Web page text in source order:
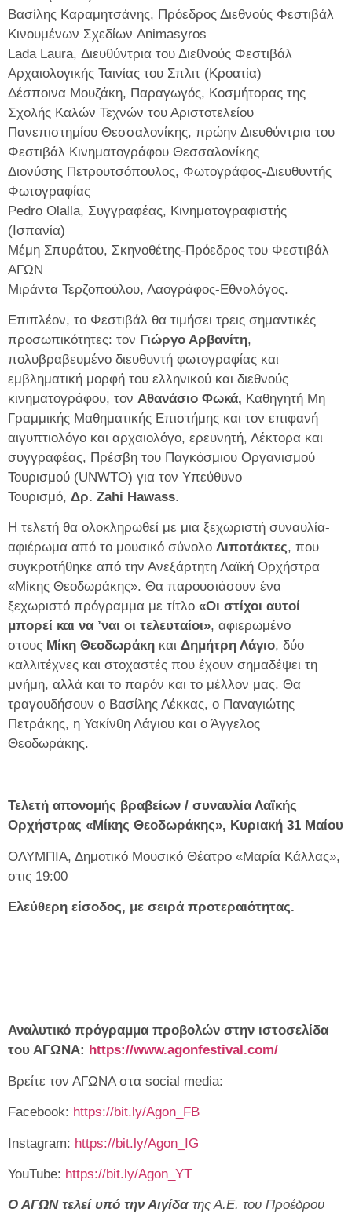
Βασίλης Καραμητσάνης, Πρόεδρος Διεθνούς Φεστιβάλ
Κινουμένων Σχεδίων Animasyros
Lada Laura, Διευθύντρια του Διεθνούς Φεστιβάλ
Αρχαιολογικής Ταινίας του Σπλιτ (Κροατία)
Δέσποινα Μουζάκη, Παραγωγός, Κοσμήτορας της
Σχολής Καλών Τεχνών του Αριστοτελείου
Πανεπιστημίου Θεσσαλονίκης, πρώην Διευθύντρια του
Φεστιβάλ Κινηματογράφου Θεσσαλονίκης
Διονύσης Πετρουτσόπουλος, Φωτογράφος-Διευθυντής
Φωτογραφίας
Pedro Olalla, Συγγραφέας, Κινηματογραφιστής
(Ισπανία)
Μέμη Σπυράτου, Σκηνοθέτης-Πρόεδρος του Φεστιβάλ
ΑΓΩΝ
Μιράντα Τερζοπούλου, Λαογράφος-Εθνολόγος.
Επιπλέον, το Φεστιβάλ θα τιμήσει τρεις σημαντικές
προσωπικότητες: τον Γιώργο Αρβανίτη,
πολυβραβευμένο διευθυντή φωτογραφίας και
εμβληματική μορφή του ελληνικού και διεθνούς
κινηματογράφου, τον Αθανάσιο Φωκά, Καθηγητή Μη
Γραμμικής Μαθηματικής Επιστήμης και τον επιφανή
αιγυπτιολόγο και αρχαιολόγο, ερευνητή, Λέκτορα και
συγγραφέας, Πρέσβη του Παγκόσμιου Οργανισμού
Τουρισμού (UNWTO) για τον Υπεύθυνο
Τουρισμό, Δρ. Zahi Hawass.
Η τελετή θα ολοκληρωθεί με μια ξεχωριστή συναυλία-
αφιέρωμα από το μουσικό σύνολο Λιποτάκτες, που
συγκροτήθηκε από την Ανεξάρτητη Λαϊκή Ορχήστρα
«Μίκης Θεοδωράκης». Θα παρουσιάσουν ένα
ξεχωριστό πρόγραμμα με τίτλο «Οι στίχοι αυτοί
μπορεί και να ’ναι οι τελευταίοι», αφιερωμένο
στους Μίκη Θεοδωράκη και Δημήτρη Λάγιο, δύο
καλλιτέχνες και στοχαστές που έχουν σημαδέψει τη
μνήμη, αλλά και το παρόν και το μέλλον μας. Θα
τραγουδήσουν ο Βασίλης Λέκκας, ο Παναγιώτης
Πετράκης, η Υακίνθη Λάγιου και ο Άγγελος
Θεοδωράκης.
Τελετή απονομής βραβείων / συναυλία Λαϊκής
Ορχήστρας «Μίκης Θεοδωράκης», Κυριακή 31 Μαίου
ΟΛΥΜΠΙΑ, Δημοτικό Μουσικό Θέατρο «Μαρία Κάλλας»,
στις 19:00
Ελεύθερη είσοδος, με σειρά προτεραιότητας.
Αναλυτικό πρόγραμμα προβολών στην ιστοσελίδα
του ΑΓΩΝΑ: https://www.agonfestival.com/
Βρείτε τον ΑΓΩΝΑ στα social media:
Facebook: https://bit.ly/Agon_FB
Instagram: https://bit.ly/Agon_IG
YouTube: https://bit.ly/Agon_YT
Ο ΑΓΩΝ τελεί υπό την Αιγίδα της Α.Ε. του Προέδρου